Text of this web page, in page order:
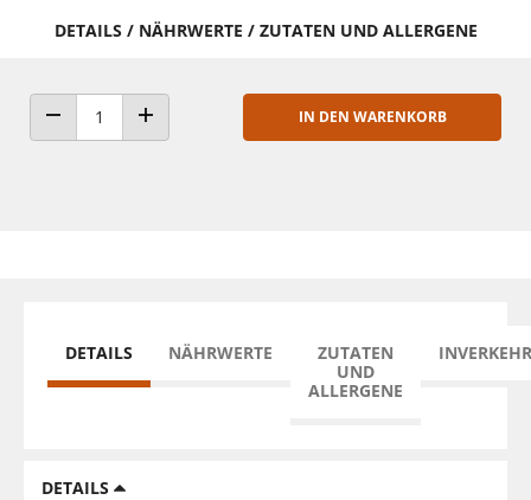
DETAILS / NÄHRWERTE / ZUTATEN UND ALLERGENE
ANZAHL VERRINGERNANZAHL ERHÖHEN
IN DEN WARENKORB
DETAILS NÄHRWERTE
ZUTATEN
UND
ALLERGENE
DETAILS